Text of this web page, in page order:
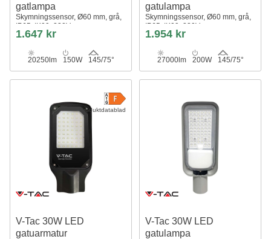
gatlampa
Skymningssensor, Ø60 mm, grå,
IP65, IK09, 230V
1.647 kr
20250lm 150W 145/75°
gatulampa
Skymningssensor, Ø60 mm, grå,
IP65, IK09, 230V
1.954 kr
27000lm 200W 145/75°
Produktdatablad
V-Tac 30W LED
gatuarmatur
V-Tac 30W LED
gatulampa